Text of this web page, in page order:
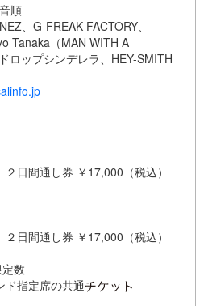
順
、G-FREAK FACTORY、
Tanaka（MAN WITH A
ロップシンデレラ、HEY-SMITH
日間通し券 ￥17,000（税込）
日間通し券 ￥17,000（税込）
数
ド指定席の共通